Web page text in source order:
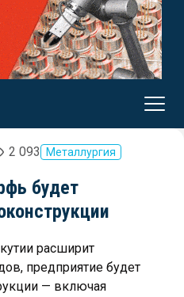
2 093 Металлургия
будет
расширит
предприятие будет
— включая